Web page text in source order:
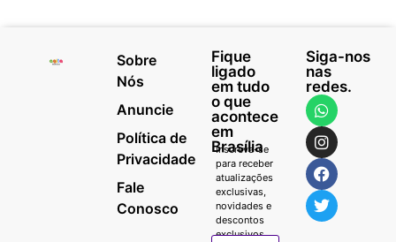
Sobre
Nós
Anuncie
Política de
Privacidade
Fale
Conosco
Fique
ligado
em tudo
o que
acontece
em
Brasília
Inscreva-se
para receber
atualizações
exclusivas,
novidades e
descontos
exclusivos.
Siga-nos
nas
redes.